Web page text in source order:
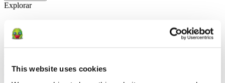
This website uses cookies
Explorar
socioemocional (SEL) gracias a Junga.
cómo Junga ayuda a los terapeutas a fomentar entornos positivos en